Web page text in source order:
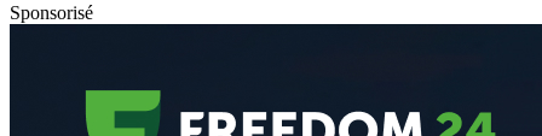
Sponsorisé